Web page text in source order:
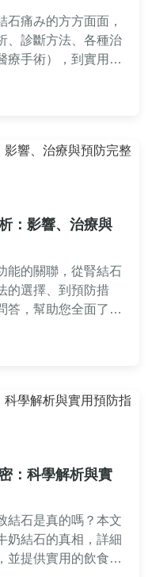
石痛み的方方面面，
、診斷方法、各種治
療手術），到實用預
並在決策前中後期
：影響、治療與
能的關聯，從腎結石
的選擇、到預防措
答，幫助您全面了解
：科學解析與實
結石是真的嗎？本文
奶結石的真相，詳細
並提供實用的飲食建